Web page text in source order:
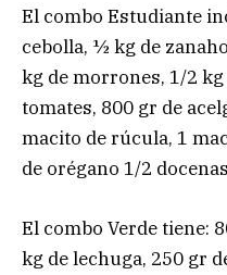
El combo Estudiante
cebolla, ½ kg de
kg de morrones, 1/2
tomates, 800 gr de
macito de rúcula, 1
de orégano 1/2
El combo Verde tiene:
kg de lechuga, 250 gr